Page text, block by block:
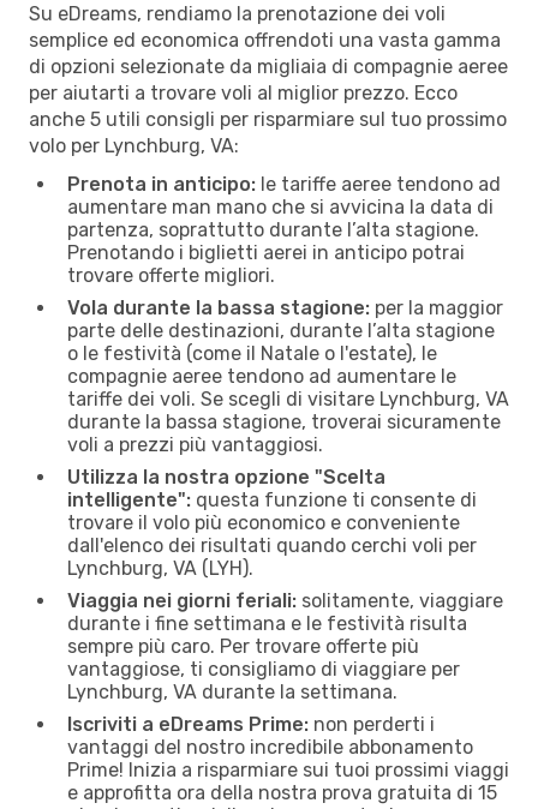
Su eDreams, rendiamo la prenotazione dei voli
semplice ed economica offrendoti una vasta gamma
di opzioni selezionate da migliaia di compagnie aeree
per aiutarti a trovare voli al miglior prezzo. Ecco
anche 5 utili consigli per risparmiare sul tuo prossimo
volo per Lynchburg, VA:
Prenota in anticipo: le tariffe aeree tendono ad
aumentare man mano che si avvicina la data di
partenza, soprattutto durante l’alta stagione.
Prenotando i biglietti aerei in anticipo potrai
trovare offerte migliori.
Vola durante la bassa stagione: per la maggior
parte delle destinazioni, durante l’alta stagione
o le festività (come il Natale o l'estate), le
compagnie aeree tendono ad aumentare le
tariffe dei voli. Se scegli di visitare Lynchburg, VA
durante la bassa stagione, troverai sicuramente
voli a prezzi più vantaggiosi.
Utilizza la nostra opzione "Scelta
intelligente": questa funzione ti consente di
trovare il volo più economico e conveniente
dall'elenco dei risultati quando cerchi voli per
Lynchburg, VA (LYH).
Viaggia nei giorni feriali: solitamente, viaggiare
durante i fine settimana e le festività risulta
sempre più caro. Per trovare offerte più
vantaggiose, ti consigliamo di viaggiare per
Lynchburg, VA durante la settimana.
Iscriviti a eDreams Prime: non perderti i
vantaggi del nostro incredibile abbonamento
Prime! Inizia a risparmiare sui tuoi prossimi viaggi
e approfitta ora della nostra prova gratuita di 15